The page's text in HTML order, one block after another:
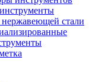
стали